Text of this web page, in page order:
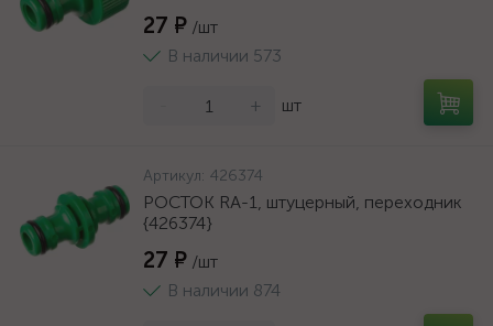
27 ₽ /шт
В наличии 573
+ шт
Артикул: 426374
РОСТОК RA-1, штуцерный, переходник
{426374}
27 ₽ /шт
В наличии 874